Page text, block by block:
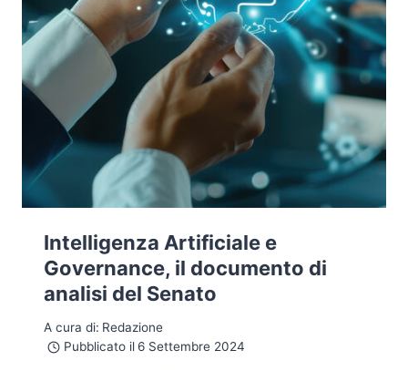
Intelligenza Artificiale e
Governance, il documento di
analisi del Senato
A cura di: Redazione
Pubblicato il 6 Settembre 2024